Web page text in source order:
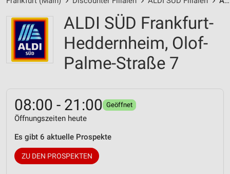
ALDI SÜD Frankfurt-
Heddernheim, Olof-
Palme-Straße 7
08:00 - 21:00 Geöffnet
Öffnungszeiten heute
Es gibt 6 aktuelle Prospekte
ZU DEN PROSPEKTEN